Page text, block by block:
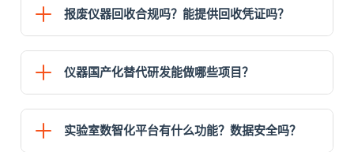
于ISO55001资产管理体系，帮助实验室降本增效。
入类（危险化学品经营许可证、辐射安全许可证、医疗
器械经营备案、安全生产许可证等）；第二梯队专业资
地、再生资源回收资质）；第三梯队政府认定类（高新
技术企业、辽宁专精特新、建筑业企业资质）；第四梯
体系）；第五梯队背书类（售后服务认证、浙能供应
报废仪器回收合规吗？能提供回收凭证吗？
器回收业务完全合规。提供免费上门评估，根据仪器成
保风险。
仪器国产化替代研发能做哪些项目？
产化替代开发、进口仪器控制模块替代方案、整机性能
实验室数智化平台有什么功能？数据安全吗？